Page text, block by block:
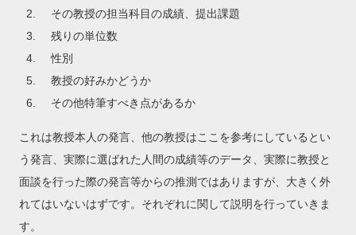
その教授の担当科目の成績、提出課題
残りの単位数
性別
教授の好みかどうか
その他特筆すべき点があるか
これは教授本人の発言、他の教授はここを参考にしているとい
う発言、実際に選ばれた人間の成績等のデータ、実際に教授と
面談を行った際の発言等からの推測ではありますが、大きく外
れてはいないはずです。それぞれに関して説明を行っていきま
す。